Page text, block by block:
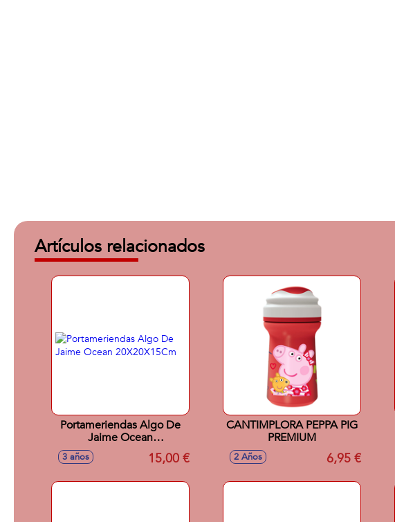
Artículos relacionados
Portameriendas Algo De
Jaime Ocean
20X20X15Cm
3 años 15,00 €
CANTIMPLORA PEPPA PIG
PREMIUM
2 Años 6,95 €